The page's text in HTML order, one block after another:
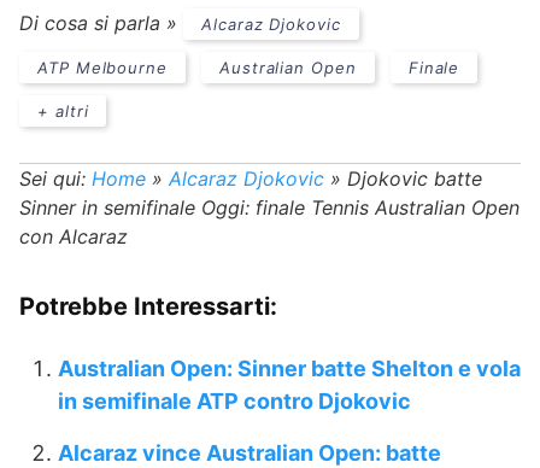
Di cosa si parla » Alcaraz Djokovic
ATP Melbourne Australian Open Finale
+ altri
Sei qui: Home » Alcaraz Djokovic » Djokovic batte
Sinner in semifinale Oggi: finale Tennis Australian Open
con Alcaraz
Potrebbe Interessarti:
Australian Open: Sinner batte Shelton e vola
in semifinale ATP contro Djokovic
Alcaraz vince Australian Open: batte